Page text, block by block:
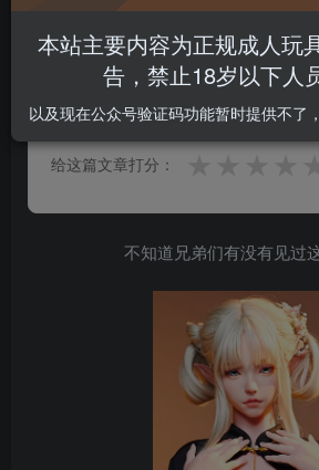
★★★★★
★★★★★ 0 人参与
给这篇文章打分：
不知道兄弟们有没有见过
本站主要内容为正规成人玩
告，禁止18岁以下人
以及现在公众号验证码功能暂时提供不了